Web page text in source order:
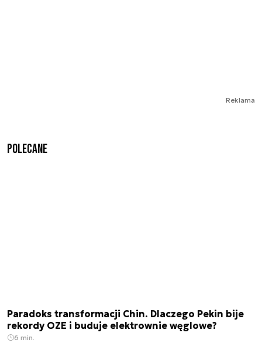
Reklama
Polecane
Paradoks transformacji Chin. Dlaczego Pekin bije
rekordy OZE i buduje elektrownie węglowe?
6 min.